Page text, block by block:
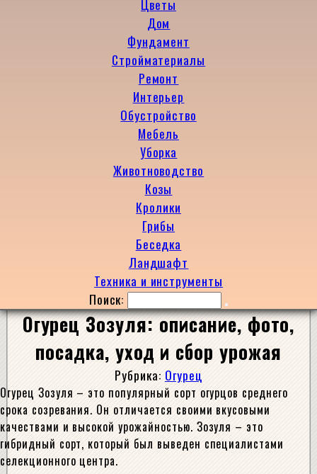
Цветы
Дом
Фундамент
Стройматериалы
Ремонт
Интерьер
Обустройство
Мебель
Уборка
Животноводство
Козы
Кролики
Грибы
Беседка
Ландшафт
Техника и инструменты
Поиск:
Огурец Зозуля: описание, фото,
посадка, уход и сбор урожая
Рубрика: Огурец
Огурец Зозуля – это популярный сорт огурцов среднего
срока созревания. Он отличается своими вкусовыми
качествами и высокой урожайностью. Зозуля – это
гибридный сорт, который был выведен специалистами
селекционного центра.